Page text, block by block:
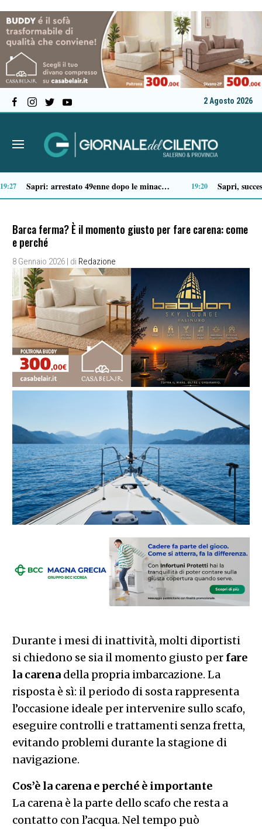
2 Agosto 2026
Tragico incidente sulla Cilentana: muore motociclista di 37 anni 13:20
Barca ferma? È il momento giusto per fare carena: come
e perché
8 Gennaio 2026 | di Redazione
Durante i mesi di inattività, molti diportisti
si chiedono se sia il momento giusto per fare
la carenadella propria imbarcazione. La
risposta è sì: il periodo di sosta rappresenta
l’occasione ideale per intervenire sullo scafo,
eseguire controlli e trattamenti senza fretta,
evitando problemi durante la stagione di
navigazione.
Cos’è la carena e perché è importante
La carena è la parte dello scafo che resta a
contatto con l’acqua. Nel tempo può